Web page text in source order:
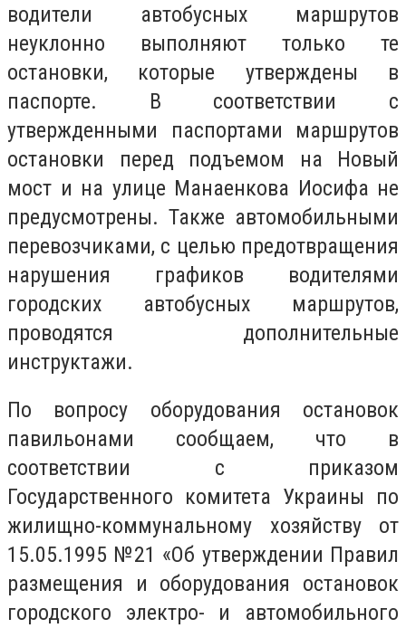
водители автобусных маршрутов
неуклонно выполняют только те
остановки, которые утверждены в
паспорте. В соответствии с
утвержденными паспортами маршрутов
остановки перед подъемом на Новый
мост и на улице Манаенкова Иосифа не
предусмотрены. Также автомобильными
перевозчиками, с целью предотвращения
нарушения графиков водителями
городских автобусных маршрутов,
проводятся дополнительные
инструктажи.
По вопросу оборудования остановок
павильонами сообщаем, что в
соответствии с приказом
Государственного комитета Украины по
жилищно-коммунальному хозяйству от
15.05.1995 №21 «Об утверждении Правил
размещения и оборудования остановок
городского электро- и автомобильного